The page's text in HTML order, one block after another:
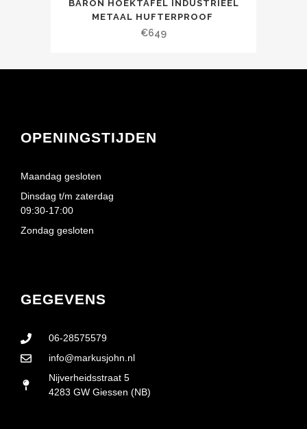
BARON HOEKTAFEL INDUSTRIEEL
METAAL HUFTERPROOF
€649
GEGEVENS
06-28575579
info@markusjohn.nl
Nijverheidsstraat 5
4283 GW Giessen (NB)
OPENINGSTIJDEN
Maandag gesloten
Dinsdag t/m zaterdag
09:30-17:00
Zondag gesloten